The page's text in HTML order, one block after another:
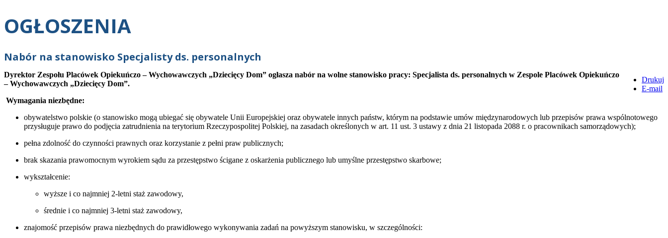
OGŁOSZENIA
Nabór na stanowisko Specjalisty ds. personalnych
Drukuj
E-mail
Dyrektor Zespołu Placówek Opiekuńczo – Wychowawczych „Dziecięcy Dom” ogłasza nabór na wolne stanowisko pracy: Specjalista ds. personalnych w Zespole Placówek Opiekuńczo
– Wychowawczych „Dziecięcy Dom”.
Wymagania niezbędne:
obywatelstwo polskie (o stanowisko mogą ubiegać się obywatele Unii Europejskiej oraz obywatele innych państw, którym na podstawie umów międzynarodowych lub przepisów prawa wspólnotowego
przysługuje prawo do podjęcia zatrudnienia na terytorium Rzeczypospolitej Polskiej, na zasadach określonych w art. 11 ust. 3 ustawy z dnia 21 listopada 2088 r. o pracownikach samorządowych);
pełna zdolność do czynności prawnych oraz korzystanie z pełni praw publicznych;
brak skazania prawomocnym wyrokiem sądu za przestępstwo ścigane z oskarżenia publicznego lub umyślne przestępstwo skarbowe;
wykształcenie:
wyższe i co najmniej 2-letni staż zawodowy,
średnie i co najmniej 3-letni staż zawodowy,
znajomość przepisów prawa niezbędnych do prawidłowego wykonywania zadań na powyższym stanowisku, w szczególności: